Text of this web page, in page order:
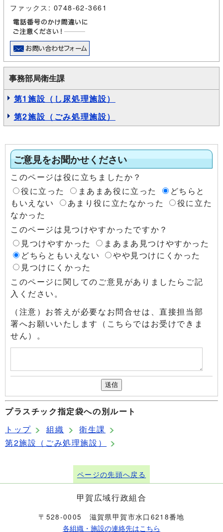
ファックス: 0748-62-3661
事務部局衛生課
第1施設（し尿処理施設）
第2施設（ごみ処理施設）
ご意見をお聞かせください
このページは役に立ちましたか？
役に立った
まあまあ役に立った
どちらと
もいえない
あまり役に立たなかった
役に立た
なかった
このページは見つけやすかったですか？
見つけやすかった
まあまあ見つけやすかった
どちらともいえない
やや見つけにくかった
見つけにくかった
このページに関してのご意見がありましたらご記
入ください。
（注意）お答えが必要なお問合せは、直接担当部
署へお願いいたします（こちらではお受けできま
せん）。
プラスチック指定袋への別ルート
トップ
組織
衛生課
第2施設（ごみ処理施設）
ページの先頭へ戻る
甲賀広域行政組合
〒528-0005 滋賀県甲賀市水口6218番地
各組織・施設の連絡先はこちら